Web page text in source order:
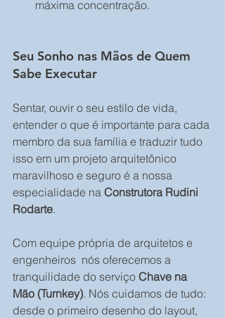
máxima concentração.
Seu Sonho nas Mãos de Quem
Sabe Executar
Sentar, ouvir o seu estilo de vida,
entender o que é importante para cada
membro da sua família e traduzir tudo
isso em um projeto arquitetônico
maravilhoso e seguro é a nossa
especialidade na Construtora Rudini
Rodarte.
Com equipe própria de arquitetos e
engenheiros  nós oferecemos a
tranquilidade do serviço Chave na
Mão (Turnkey). Nós cuidamos de tudo:
desde o primeiro desenho do layout,